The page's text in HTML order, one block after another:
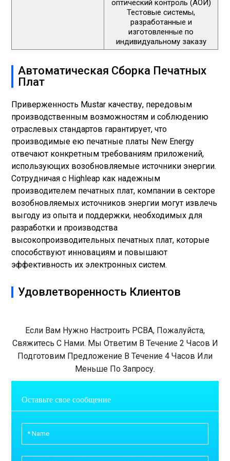
оптический контроль (АОИ)
Тестовые системы,
разработанные и
изготовленные по
индивидуальному заказу
Автоматическая Сборка Печатных
Плат
Приверженность Mustar качеству, передовым
производственным возможностям и соблюдению
отраслевых стандартов гарантирует, что
производимые ею печатные платы New Energy
отвечают конкретным требованиям приложений,
использующих возобновляемые источники энергии.
Сотрудничая с Highleap как надежным
производителем печатных плат, компании в секторе
возобновляемых источников энергии могут извлечь
выгоду из опыта и поддержки, необходимых для
разработки и производства
высокопроизводительных печатных плат, которые
способствуют инновациям и повышают
эффективность их электронных систем.
Удовлетворенность Клиентов
Если Вам Нужно Настроить PCBA, Пожалуйста,
Свяжитесь С Нами. Мы Ответим В Течение 2 Часов И
Подготовим Предложение В Течение 4 Часов Или
Меньше По Запросу.
Оставьте свое сообщение